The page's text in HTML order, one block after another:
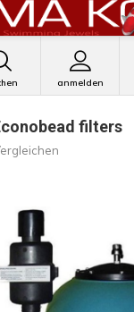
anmelden
filters